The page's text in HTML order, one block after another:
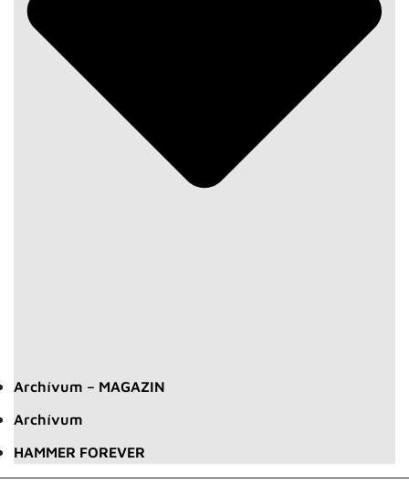
Archívum – MAGAZIN
Archívum
HAMMER FOREVER